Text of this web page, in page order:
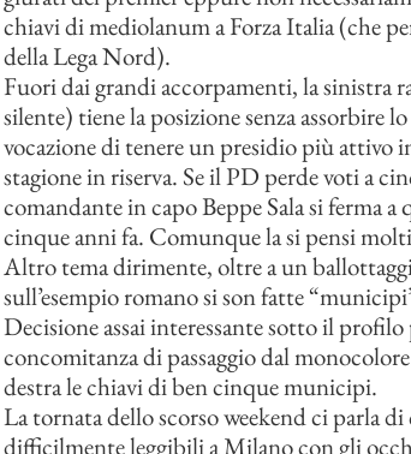
chiavi di mediolanum a Forza Italia (che
della Lega Nord).
Fuori dai grandi accorpamenti, la sinistra
silente) tiene la posizione senza assorbire
vocazione di tenere un presidio più attivo
stagione in riserva. Se il PD perde voti a
comandante in capo Beppe Sala si ferma
cinque anni fa. Comunque la si pensi
Altro tema dirimente, oltre a un
sull’esempio romano si son fatte
Decisione assai interessante sotto il
concomitanza di passaggio dal
destra le chiavi di ben cinque municipi.
La tornata dello scorso weekend ci parla
difficilmente leggibili a Milano con gli